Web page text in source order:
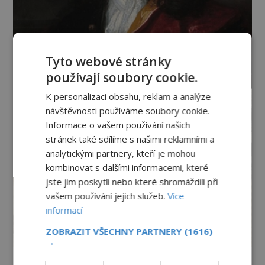
Tyto webové stránky
používají soubory cookie.
K personalizaci obsahu, reklam a analýze
návštěvnosti používáme soubory cookie.
Informace o vašem používání našich
stránek také sdílíme s našimi reklamními a
analytickými partnery, kteří je mohou
kombinovat s dalšími informacemi, které
jste jim poskytli nebo které shromáždili při
vašem používání jejich služeb.Více
informací
ZOBRAZIT VŠECHNY PARTNERY (1616)
→